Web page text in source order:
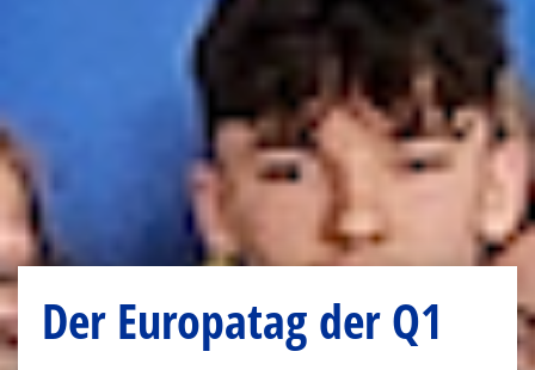
Der Europatag der Q1